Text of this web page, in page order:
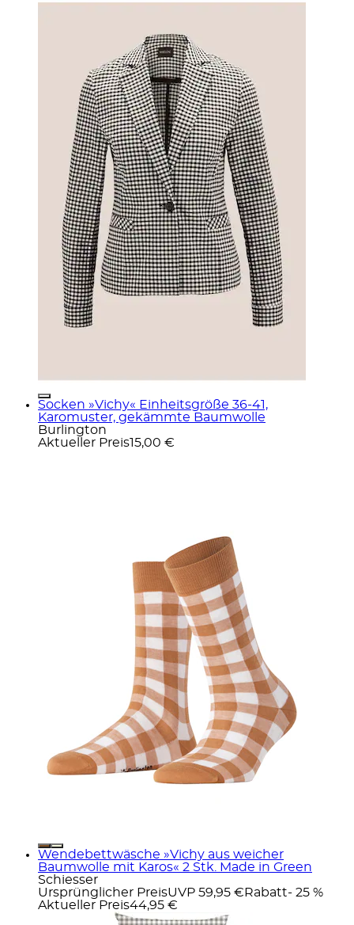
Socken »Vichy« Einheitsgröße 36-41,
Karomuster, gekämmte Baumwolle
Burlington
Aktueller Preis15,00 €
Wendebettwäsche »Vichy aus weicher
Baumwolle mit Karos« 2 Stk. Made in Green
Schiesser
Ursprünglicher PreisUVP 59,95 € Rabatt- 25 %
Aktueller Preis44,95 €